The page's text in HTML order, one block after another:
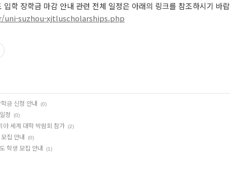
학 장학금 마감 안내 관련 전체 일정은 아래의 링크를 참조하시기 바
suzhou-xjtluscholarships.php
금 신청 안내
(0)
정 (0)
아 세계 대학 박람회 참가 (2)
집 안내 (0)
학생 모집 안내 (1)